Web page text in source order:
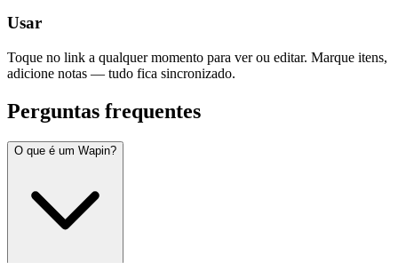
Usar
Toque no link a qualquer momento para ver ou editar. Marque itens,
adicione notas — tudo fica sincronizado.
Perguntas frequentes
O que é um Wapin?